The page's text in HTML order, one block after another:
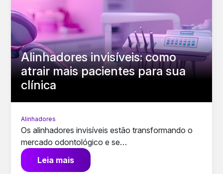
Alinhadores invisíveis: como
atrair mais pacientes para sua
clínica
Alinhadores
Os alinhadores invisíveis estão transformando o
mercado odontológico e se…
Leia mais